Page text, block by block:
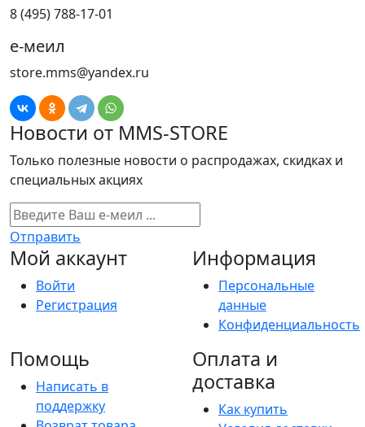
8 (495) 788-17-01
е-меил
store.mms@yandex.ru
Новости от MMS-STORE
Только полезные новости о распродажах, скидках и
специальных акциях
Отправить
Мой аккаунт
Войти
Регистрация
Информация
Персональные
данные
Конфиденциальность
Помощь
Написать в
поддержку
Оплата и
доставка
Как купить